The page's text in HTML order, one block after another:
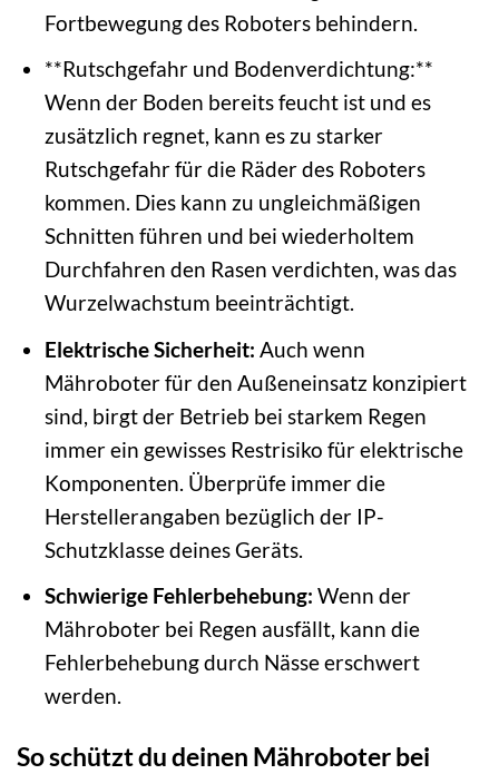
Fortbewegung des Roboters behindern.
**Rutschgefahr und Bodenverdichtung:**
Wenn der Boden bereits feucht ist und es
zusätzlich regnet, kann es zu starker
Rutschgefahr für die Räder des Roboters
kommen. Dies kann zu ungleichmäßigen
Schnitten führen und bei wiederholtem
Durchfahren den Rasen verdichten, was das
Wurzelwachstum beeinträchtigt.
Elektrische Sicherheit: Auch wenn
Mähroboter für den Außeneinsatz konzipiert
sind, birgt der Betrieb bei starkem Regen
immer ein gewisses Restrisiko für elektrische
Komponenten. Überprüfe immer die
Herstellerangaben bezüglich der IP-
Schutzklasse deines Geräts.
Schwierige Fehlerbehebung: Wenn der
Mähroboter bei Regen ausfällt, kann die
Fehlerbehebung durch Nässe erschwert
werden.
So schützt du deinen Mähroboter bei